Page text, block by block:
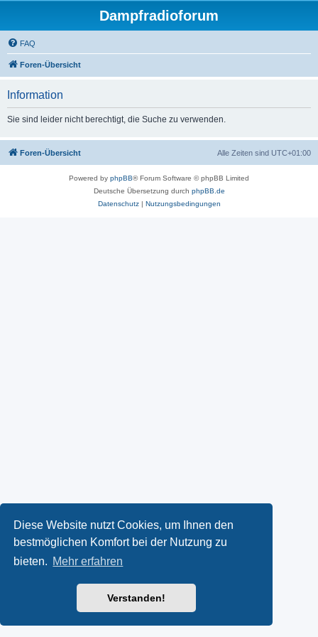
Diese Website nutzt Cookies, um Ihnen den
bestmöglichen Komfort bei der Nutzung zu
bieten. Mehr erfahren
Verstanden!
Dampfradioforum
FAQ
Foren-Übersicht
Information
Sie sind leider nicht berechtigt, die Suche zu verwenden.
Foren-Übersicht Alle Zeiten sind UTC+01:00
Powered by phpBB® Forum Software © phpBB Limited
Deutsche Übersetzung durch phpBB.de
Datenschutz| Nutzungsbedingungen